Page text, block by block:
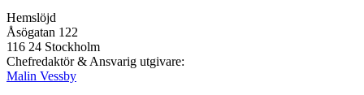
Hemslöjd
Åsögatan 122
116 24 Stockholm
Chefredaktör & Ansvarig utgivare:
Malin Vessby